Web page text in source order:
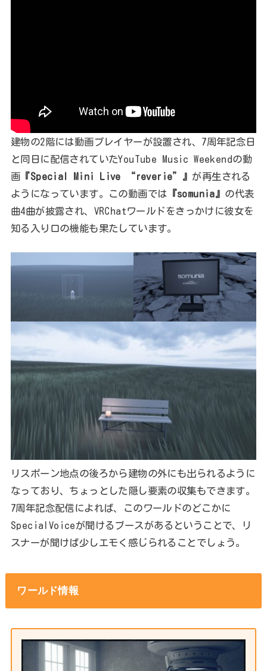
建物の2階には動画プレイヤーが設置され、7周年記念日
と同日に配信されていたYouTube Music Weekendの動
画 『Special Mini Live “reverie”』 が再生される
ようになっています。この動画では 『somunia』 の代表
曲4曲が披露され、VRChatワールドをきっかけに彼女を
知る入り口の機能も果たしています。
リスポーン地点の後ろから建物の外にも出られるように
なっており、ちょっとした隠し要素の収集もできます。
7周年記念配信によれば、このワールドのどこかに
SpecialVoiceが聞けるブースがあるということで、リ
スナーが聞けば少しエモく感じられることでしょう。
ワールド情報